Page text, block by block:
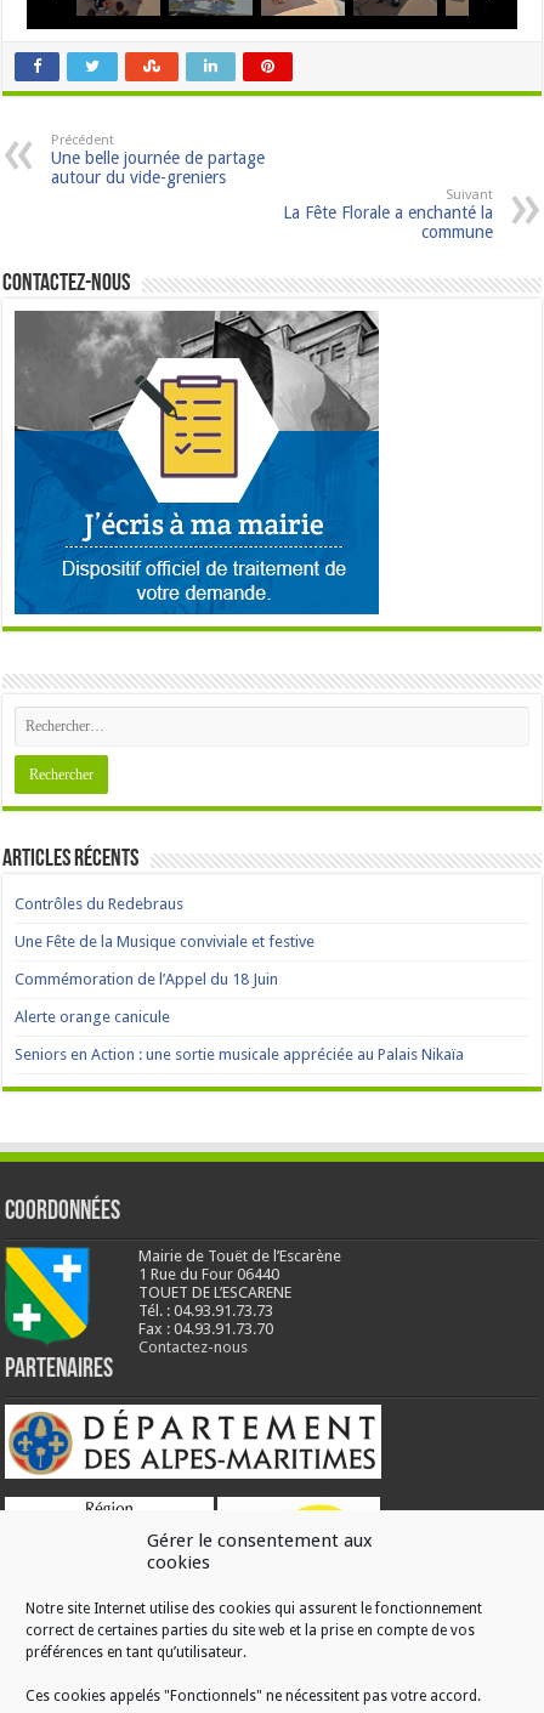
Gérer le consentement aux
cookies
Notre site Internet utilise des cookies qui assurent le fonctionnement
correct de certaines parties du site web et la prise en compte de vos
préférences en tant qu’utilisateur.
Ces cookies appelés "Fonctionnels" ne nécessitent pas votre accord.
Précédent
Une belle journée de partage
autour du vide-greniers
Suivant
La Fête Florale a enchanté la
commune
Contactez-nous
Articles récents
Contrôles du Redebraus
Une Fête de la Musique conviviale et festive
Commémoration de l’Appel du 18 Juin
Alerte orange canicule
Seniors en Action : une sortie musicale appréciée au Palais Nikaïa
Coordonnées
Mairie de Touët de l’Escarène
1 Rue du Four 06440
TOUET DE L’ESCARENE
Tél. : 04.93.91.73.73
Fax : 04.93.91.73.70
Contactez-nous
Partenaires
RÉALISATION